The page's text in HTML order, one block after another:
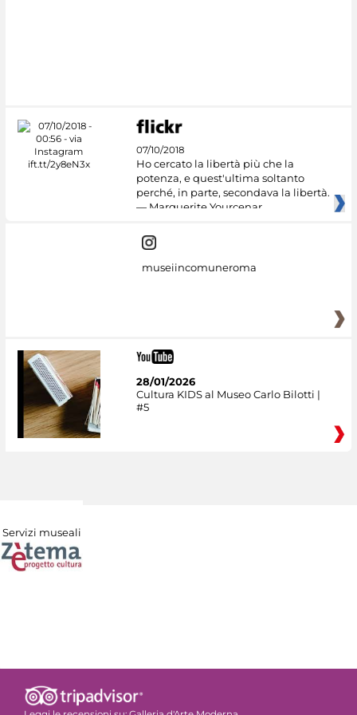
07/10/2018
Ho cercato la libertà più che la
potenza, e quest'ultima soltanto
perché, in parte, secondava la libertà.
— Marguerite Yourcenar
museiincomuneroma
28/01/2026
Cultura KIDS al Museo Carlo Bilotti |
#5
Servizi museali